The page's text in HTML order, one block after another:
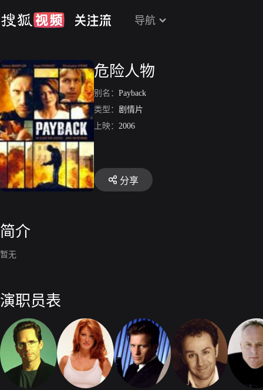
导航
危险人物
别名： Payback
类型： 剧情片
上映： 2006
分享
简介
暂无
演职员表